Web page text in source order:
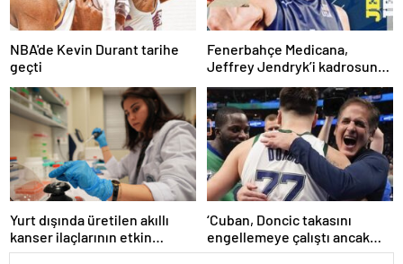
NBA'de Kevin Durant tarihe
geçti
Fenerbahçe Medicana,
Jeffrey Jendryk’i kadrosuna
Yurt dışında üretilen akıllı
kanser ilaçlarının etkin
maddesi yerli imkanlarla
‘Cuban, Doncic takasını
engellemeye çalıştı ancak
geç kaldı’ iddiası! NBA